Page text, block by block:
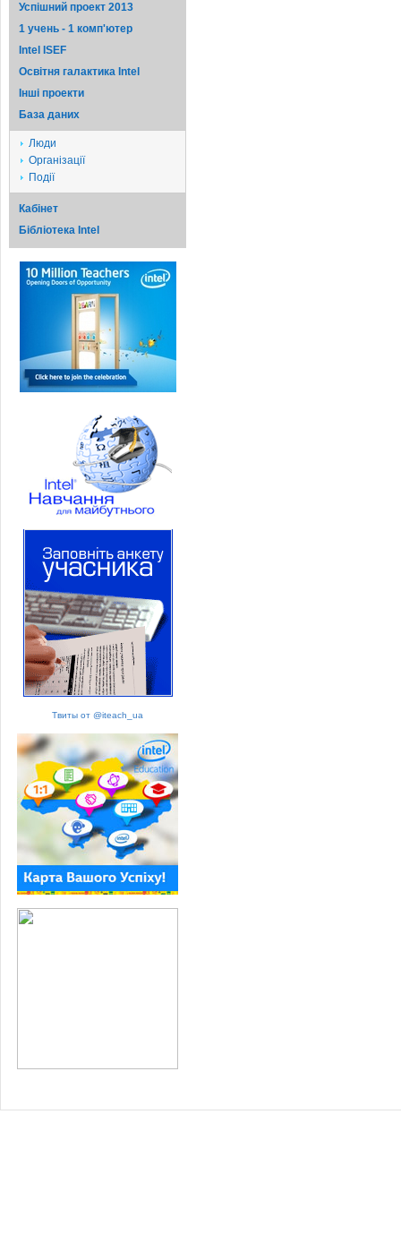
Успішний проект 2013
1 учень - 1 комп'ютер
Intel ISEF
Освітня галактика Intel
Iншi проекти
База даних
Люди
Організації
Події
Кабінет
Бібліотека Intel
Твиты от @iteach_ua